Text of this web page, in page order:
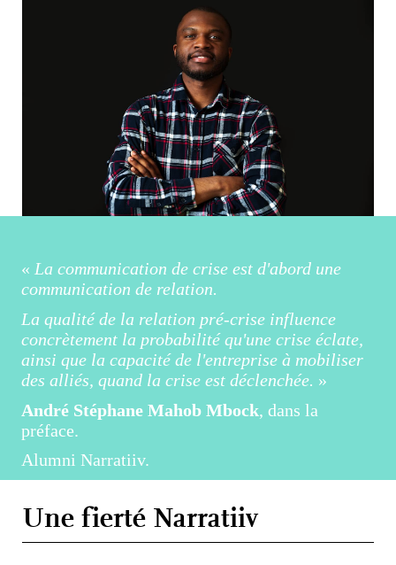
« La communication de crise est d'abord une
communication de relation.
La qualité de la relation pré-crise influence
concrètement la probabilité qu'une crise éclate,
ainsi que la capacité de l'entreprise à mobiliser
des alliés, quand la crise est déclenchée. »
André Stéphane Mahob Mbock, dans la
préface.
Alumni Narratiiv.
Une fierté Narratiiv